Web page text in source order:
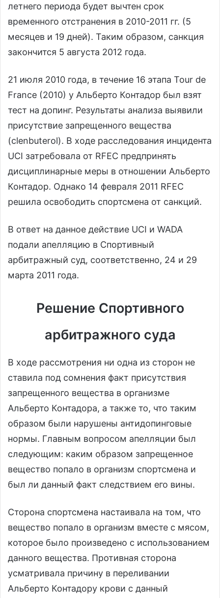
летнего периода будет вычтен срок
временного отстранения в 2010-2011 гг. (5
месяцев и 19 дней). Таким образом, санкция
закончится 5 августа 2012 года.
21 июля 2010 года, в течение 16 этапа Tour de
France (2010) у Альберто Контадор был взят
тест на допинг. Результаты анализа выявили
присутствие запрещенного вещества
(clenbuterol). В ходе расследования инцидента
UCI затребовала от RFEC предпринять
дисциплинарные меры в отношении Альберто
Контадор. Однако 14 февраля 2011 RFEC
решила освободить спортсмена от санкций.
В ответ на данное действие UCI и WADA
подали апелляцию в Спортивный
арбитражный суд, соответственно, 24 и 29
марта 2011 года.
Решение Спортивного
арбитражного суда
В ходе рассмотрения ни одна из сторон не
ставила под сомнения факт присутствия
запрещенного вещества в организме
Альберто Контадора, а также то, что таким
образом были нарушены антидопинговые
нормы. Главным вопросом апелляции был
следующим: каким образом запрещенное
вещество попало в организм спортсмена и
был ли данный факт следствием его вины.
Сторона спортсмена настаивала на том, что
вещество попало в организм вместе с мясом,
которое было произведено с использованием
данного вещества. Противная сторона
усматривала причину в переливании
Альберто Контадору крови с данный